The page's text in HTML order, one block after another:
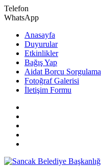
Telefon
WhatsApp
Anasayfa
Duyurular
Etkinlikler
Bağış Yap
Aidat Borcu Sorgulama
Fotoğraf Galerisi
İletişim Formu